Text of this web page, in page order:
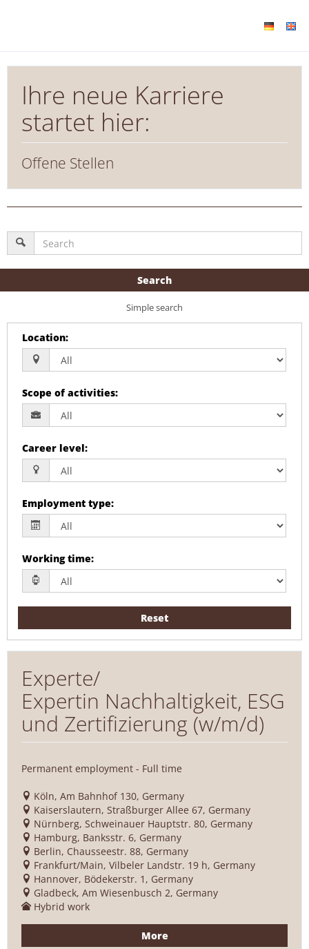
Ihre neue Karriere
startet hier:
Offene Stellen
Search
Simple search
Location:
Scope of activities:
Career level:
Employment type:
Working time:
Reset
Experte/
Expertin Nachhaltigkeit, ESG
und Zertifizierung (w/m/d)
Permanent employment - Full time
Köln, Am Bahnhof 130, Germany
Kaiserslautern, Straßburger Allee 67, Germany
Nürnberg, Schweinauer Hauptstr. 80, Germany
Hamburg, Banksstr. 6, Germany
Berlin, Chausseestr. 88, Germany
Frankfurt/Main, Vilbeler Landstr. 19 h, Germany
Hannover, Bödekerstr. 1, Germany
Gladbeck, Am Wiesenbusch 2, Germany
Hybrid work
More